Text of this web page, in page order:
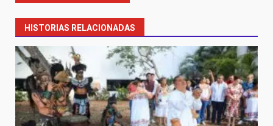
HISTORIAS RELACIONADAS